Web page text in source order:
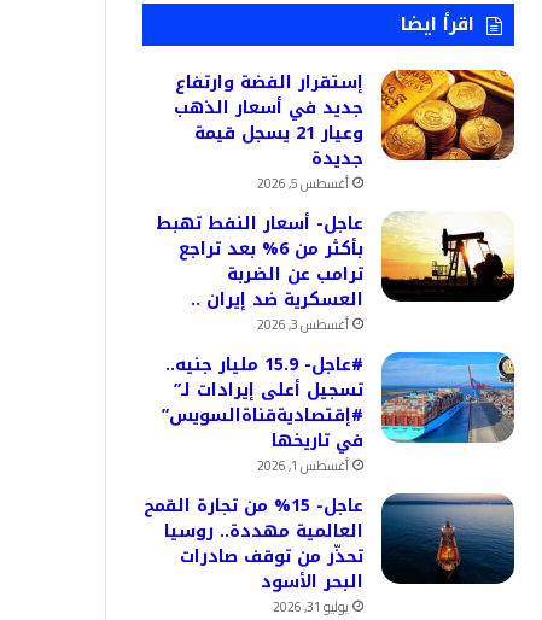
اقرأ ايضا
إستقرار الفضة وارتفاع
جديد في أسعار الذهب
وعيار 21 يسجل قيمة
جديدة
أغسطس 5, 2026
عاجل- أسعار النفط تهبط
بأكثر من 6% بعد تراجع
ترامب عن الضربة
العسكرية ضد إيران ..
أغسطس 3, 2026
#عاجل- 15.9 مليار جنيه..
تسجيل أعلى إيرادات لـ”
#إقتصاديةقناةالسويس”
في تاريخها
أغسطس 1, 2026
عاجل- 15% من تجارة القمح
العالمية مهددة.. روسيا
تحذّر من توقف صادرات
البحر الأسود
يوليو 31, 2026